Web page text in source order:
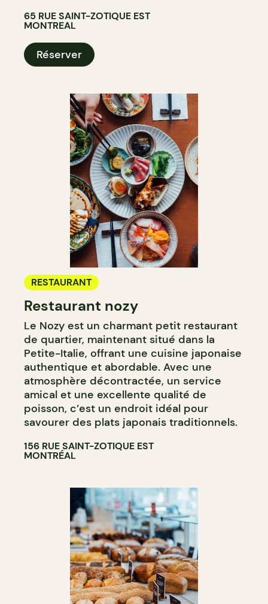
65 RUE SAINT-ZOTIQUE EST
MONTREAL
Réserver
RESTAURANT
Restaurant nozy
Le Nozy est un charmant petit restaurant
de quartier, maintenant situé dans la
Petite-Italie, offrant une cuisine japonaise
authentique et abordable. Avec une
atmosphère décontractée, un service
amical et une excellente qualité de
poisson, c’est un endroit idéal pour
savourer des plats japonais traditionnels.
156 RUE SAINT-ZOTIQUE EST
MONTRÉAL